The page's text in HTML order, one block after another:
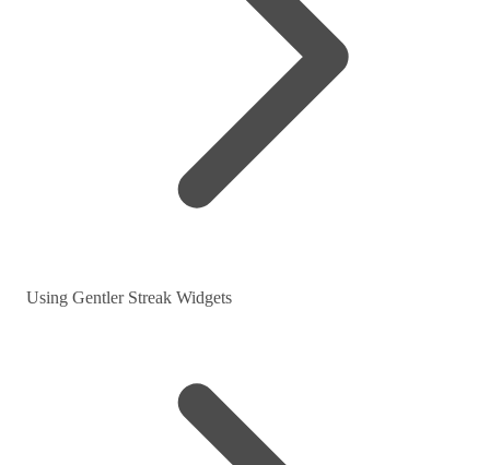
Using Gentler Streak Widgets